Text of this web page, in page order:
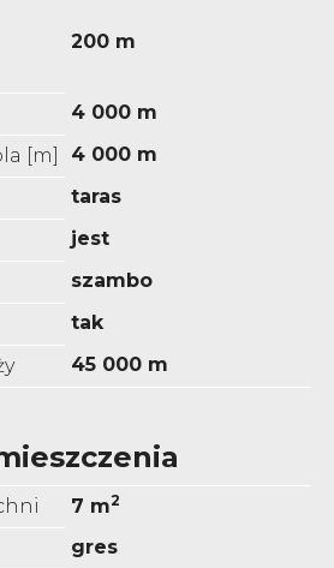
200 m
4 000 m
[m]
4 000 m
taras
jest
szambo
tak
45 000 m
7 m2
gres